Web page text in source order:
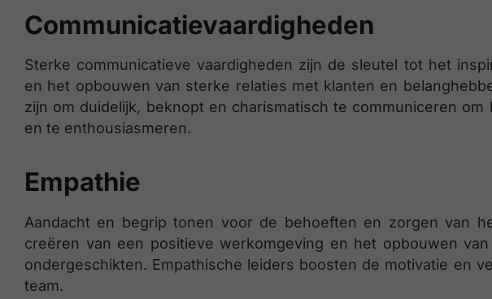
Communicatievaardigheden
Sterke communicatieve vaardigheden zijn de sleutel tot het
en het opbouwen van sterke relaties met klanten en
zijn om duidelijk, beknopt en charismatisch te communiceren
en te enthousiasmeren.
Empathie
Aandacht en begrip tonen voor de behoeften en zorgen van
creëren van een positieve werkomgeving en het opbouwen
ondergeschikten. Empathische leiders boosten de motivatie en
team.